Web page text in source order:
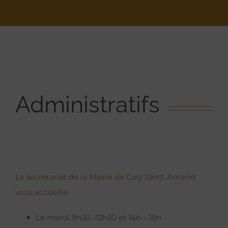
Administratifs
Le secrétariat de la Mairie de Coly Saint-Amand
vous accueille.
Le mardi 9h30 -12h30 et 14h – 18h